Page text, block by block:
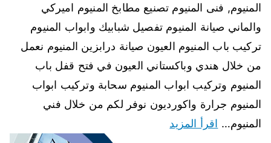
المنيوم, فنى المنيوم تصنيع مطابخ المنيوم اميركي
والماني صيانة المنيوم تفصيل شبابيك وابواب المنيوم
تركيب باب المنيوم العيون صيانة درابزين المنيوم نعمل
من خلال هندي وباكستاني العيون في فتح قفل باب
المنيوم وتركيب ابواب المنيوم سحابة وتركيب ابواب
المنيوم جرارة واكورديون نوفر لكم من خلال فني
المنيوم… اقرأ المزيد